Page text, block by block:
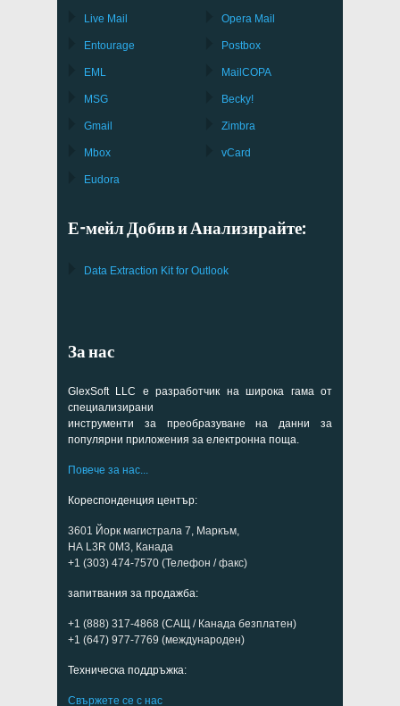
Live Mail
Entourage
EML
MSG
Gmail
Mbox
Eudora
Opera Mail
Postbox
MailCOPA
Becky!
Zimbra
vCard
Е-мейл Добив и Анализирайте:
Data Extraction Kit for Outlook
За нас
GlexSoft LLC е разработчик на широка гама от
специализирани
инструменти за преобразуване на данни за
популярни приложения за електронна поща.
Повече за нас...
Кореспонденция център:
3601 Йорк магистрала 7, Маркъм,
НА L3R 0M3, Канада
+1 (303) 474-7570 (Телефон / факс)
запитвания за продажба:
+1 (888) 317-4868 (САЩ / Канада безплатен)
+1 (647) 977-7769 (международен)
Техническа поддръжка:
Свържете се с нас